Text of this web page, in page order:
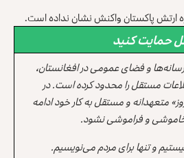
ارتش پاکستان واکنش نشان نداده است.
حمایت کنید
و فضای عمومی در افغانستان،
مستقل را محدود کرده است. در
متعهدانه و مستقل به کار خود ادامه
و فراموشی نشود.
و تنها برای مردم می‌نویسیم.